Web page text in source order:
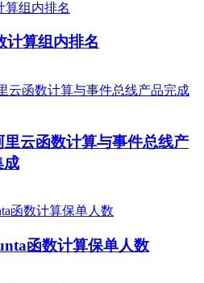
计算组内排名
里云函数计算与事件总线产
成
函数计算保单人数